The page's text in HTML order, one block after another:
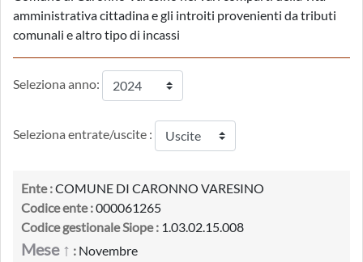
amministrativa cittadina e gli introiti provenienti da tributi
comunali e altro tipo di incassi
Seleziona anno:
Seleziona entrate/uscite :
Ente :COMUNE DI CARONNO VARESINO
Codice ente :000061265
Codice gestionale Siope : 1.03.02.15.008
Mese ↑ : Novembre